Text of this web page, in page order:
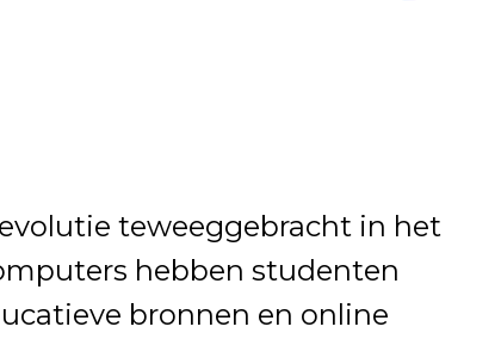
teweeggebracht in het
hebben studenten
bronnen en online